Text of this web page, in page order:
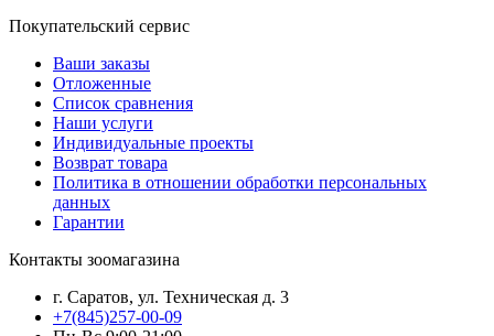
Покупательский сервис
Ваши заказы
Отложенные
Список сравнения
Наши услуги
Индивидуальные проекты
Возврат товара
Политика в отношении обработки персональных
данных
Гарантии
Контакты зоомагазина
г. Саратов, ул. Техническая д. 3
+7(845)257-00-09